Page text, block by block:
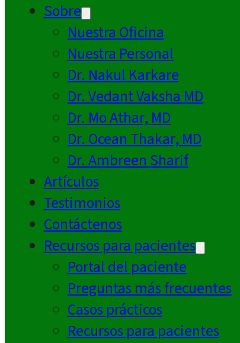
Sobre
Nuestra Oficina
Nuestra Personal
Dr. Nakul Karkare
Dr. Vedant Vaksha MD
Dr. Mo Athar, MD
Dr. Ocean Thakar, MD
Dr. Ambreen Sharif
Artículos
Testimonios
Contáctenos
Recursos para pacientes
Portal del paciente
Preguntas más frecuentes
Casos prácticos
Recursos para pacientes